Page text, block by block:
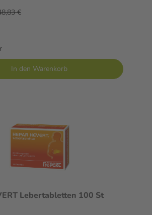
€
In den Warenkorb
Lebertabletten 100 St